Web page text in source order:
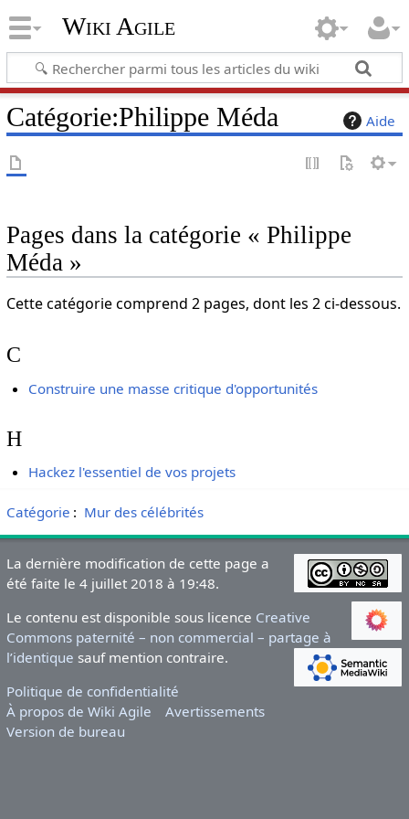
Wiki Agile
Aide
Catégorie:Philippe Méda
Pages dans la catégorie « Philippe
Méda »
Cette catégorie comprend 2 pages, dont les 2 ci-dessous.
C
Construire une masse critique d'opportunités
H
Hackez l'essentiel de vos projets
Catégorie : Mur des célébrités
La dernière modification de cette page a
été faite le 4 juillet 2018 à 19:48.
Le contenu est disponible sous licence Creative
Commons paternité – non commercial – partage à
l’identique sauf mention contraire.
Politique de confidentialité
À propos de Wiki Agile
Avertissements
Version de bureau